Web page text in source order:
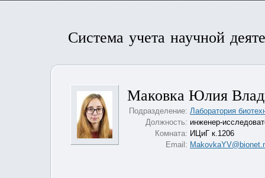
Система учета научной
Маковка Юлия
Подразделение: Лаборатория
Должность: инженер-
Комната: ИЦиГ к.1206
Email: